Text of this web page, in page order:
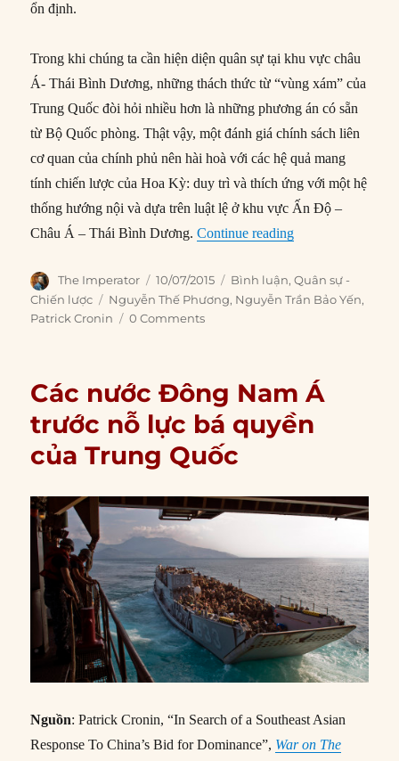
ổn định.
Trong khi chúng ta cần hiện diện quân sự tại khu vực châu
Á- Thái Bình Dương, những thách thức từ “vùng xám” của
Trung Quốc đòi hỏi nhiều hơn là những phương án có sẵn
từ Bộ Quốc phòng. Thật vậy, một đánh giá chính sách liên
cơ quan của chính phủ nên hài hoà với các hệ quả mang
tính chiến lược của Hoa Kỳ: duy trì và thích ứng với một hệ
thống hướng nội và dựa trên luật lệ ở khu vực Ấn Độ –
Châu Á – Thái Bình Dương. Continue reading“Đáp trả Trung
Author
The Imperator
Posted
on
10/07/2015 Categories
Bình luận,Quân sự -
Chiến lược
Tags
Nguyễn Thế Phương, Nguyễn Trần Bảo Yến,
Patrick Cronin
0 Comments
Các nước Đông Nam Á
trước nỗ lực bá quyền
của Trung Quốc
Nguồn: Patrick Cronin, “In Search of a Southeast Asian
Response To China’s Bid for Dominance”, War on The